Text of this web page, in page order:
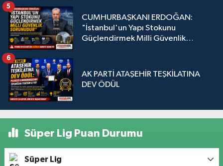
CUMHURBAŞKANI ERDOĞAN:
"İstanbul'un Yapı Stokunu
Güçlendirmek Milli Güvenlik
5
AK PARTİ ATAŞEHİR TEŞKİLATINA
DEV ÖDÜL
6
Süper Lig Puan Durumu
Süper Lig